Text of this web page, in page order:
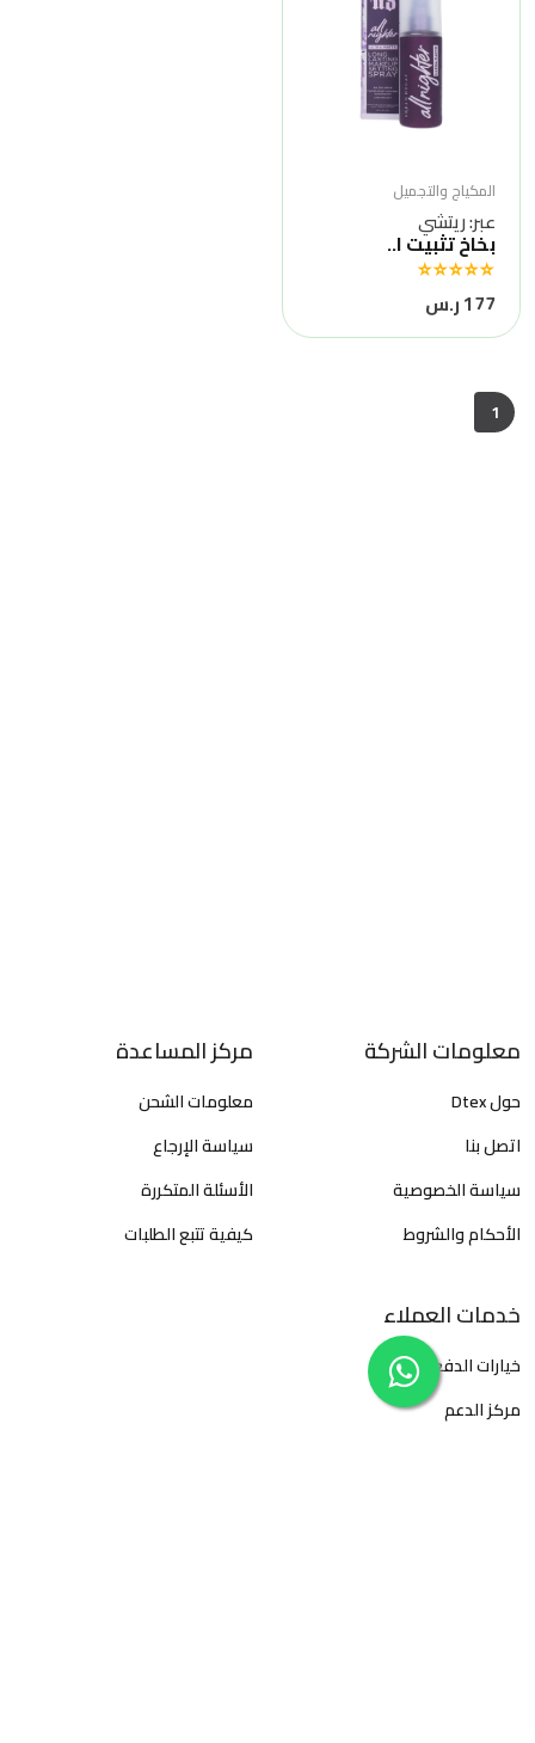
المكياج والتجميل
عبر: ريتشي
بخاخ تثبيت ا..
177 ر.س
1
معلومات الشركة
حول Dtex
اتصل بنا
سياسة الخصوصية
الأحكام والشروط
مركز المساعدة
معلومات الشحن
سياسة الإرجاع
الأسئلة المتكررة
كيفية تتبع الطلبات
خدمات العملاء
خيارات الدفع
مركز الدعم